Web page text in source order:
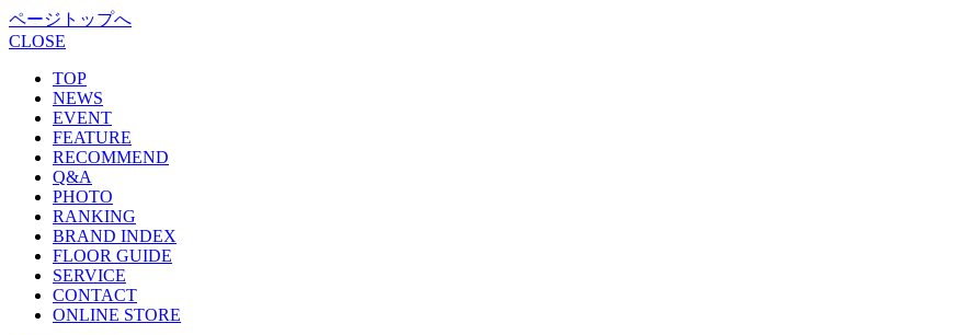
ページトップへ
CLOSE
TOP
NEWS
EVENT
FEATURE
RECOMMEND
Q&A
PHOTO
RANKING
BRAND INDEX
FLOOR GUIDE
SERVICE
CONTACT
ONLINE STORE